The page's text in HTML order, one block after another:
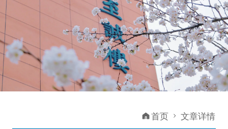
首页 文章详情